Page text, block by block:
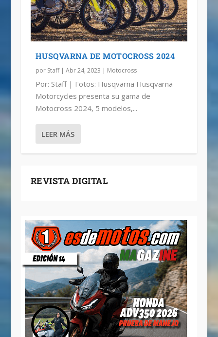
HUSQVARNA DE MOTOCROSS 2024
por Staff| Abr 24, 2023 | Motocross
Por: Staff | Fotos: Husqvarna Husqvarna
Motorcycles presenta su gama de
Motocross 2024, 5 modelos,...
LEER MÁS
REVISTA DIGITAL